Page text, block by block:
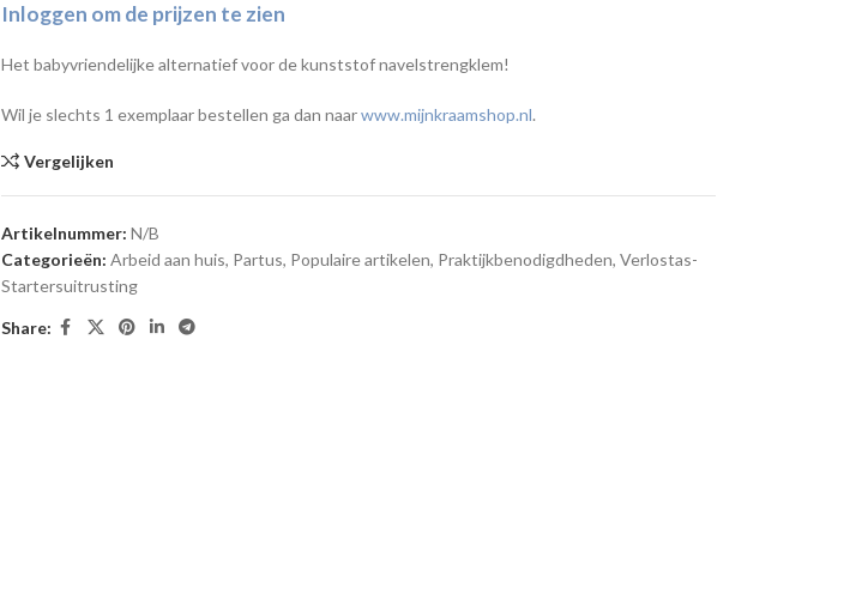
Inloggen om de prijzen te zien
Het babyvriendelijke alternatief voor de kunststof navelstrengklem!
Wil je slechts 1 exemplaar bestellen ga dan naarwww.mijnkraamshop.nl.
Vergelijken
Artikelnummer: N/B
Categorieën: Arbeid aan huis, Partus, Populaire artikelen, Praktijkbenodigdheden, Verlostas-
Startersuitrusting
Share: